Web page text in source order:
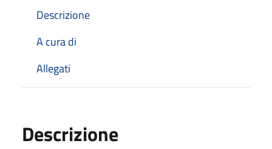
Descrizione
A cura di
Allegati
Descrizione